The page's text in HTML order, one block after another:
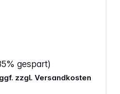
gespart)
zzgl. Versandkosten